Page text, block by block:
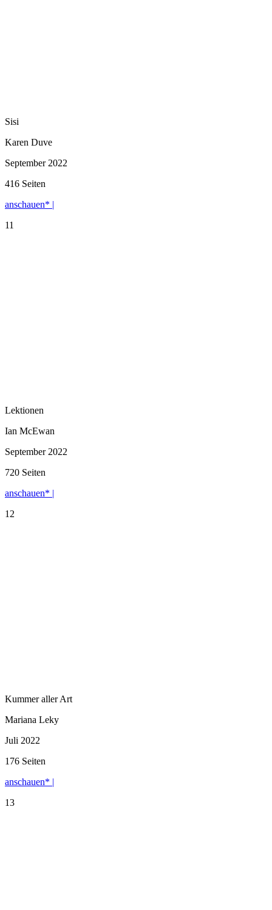
Sisi
Karen Duve
September 2022
416 Seiten
anschauen* |
11
Lektionen
Ian McEwan
September 2022
720 Seiten
anschauen* |
12
Kummer aller Art
Mariana Leky
Juli 2022
176 Seiten
anschauen* |
13